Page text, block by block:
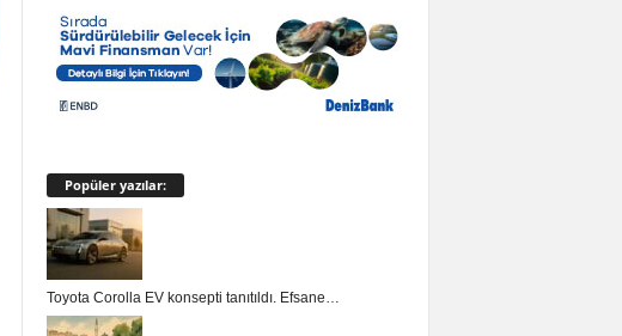
Popüler yazılar:
Toyota Corolla EV konsepti tanıtıldı. Efsane…